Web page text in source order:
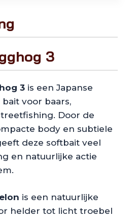
3
3 is een Japanse
voor baars,
Door de
body en subtiele
deze softbait veel
en natuurlijke actie
is een natuurlijke
helder tot licht troebel